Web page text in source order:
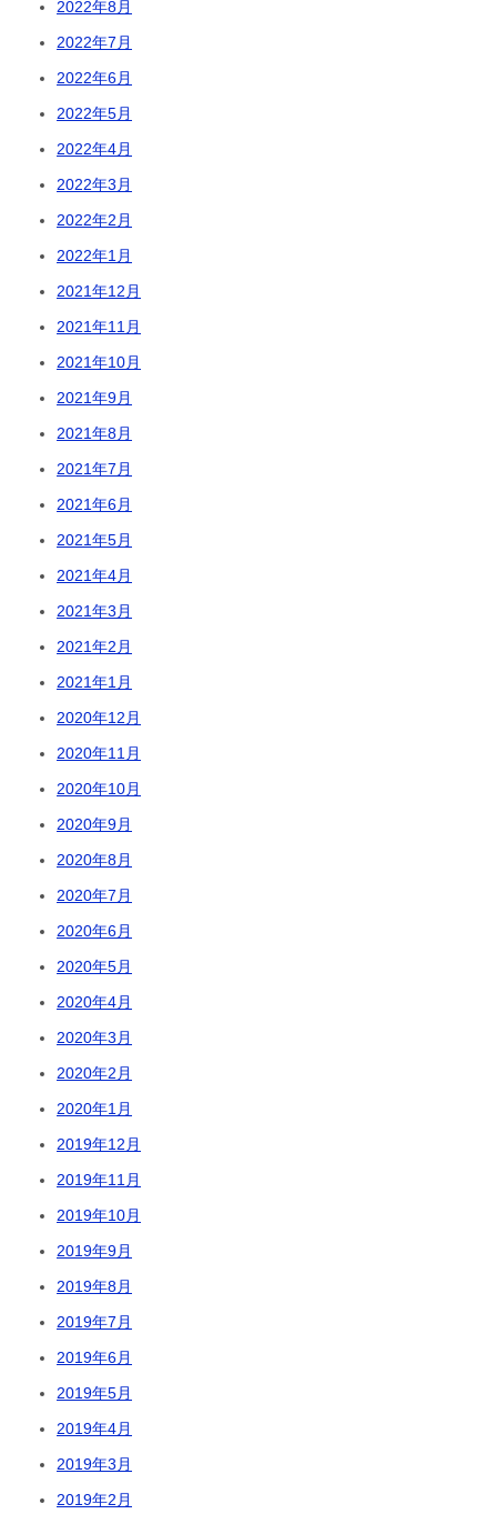
2022年8月
2022年7月
2022年6月
2022年5月
2022年4月
2022年3月
2022年2月
2022年1月
2021年12月
2021年11月
2021年10月
2021年9月
2021年8月
2021年7月
2021年6月
2021年5月
2021年4月
2021年3月
2021年2月
2021年1月
2020年12月
2020年11月
2020年10月
2020年9月
2020年8月
2020年7月
2020年6月
2020年5月
2020年4月
2020年3月
2020年2月
2020年1月
2019年12月
2019年11月
2019年10月
2019年9月
2019年8月
2019年7月
2019年6月
2019年5月
2019年4月
2019年3月
2019年2月